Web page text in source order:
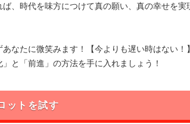
、時代を味方につけて真の願い、真の幸せを実
なたに微笑みます！【今よりも遅い時はない！
と「前進」の方法を手に入れましょう！
ットを試す